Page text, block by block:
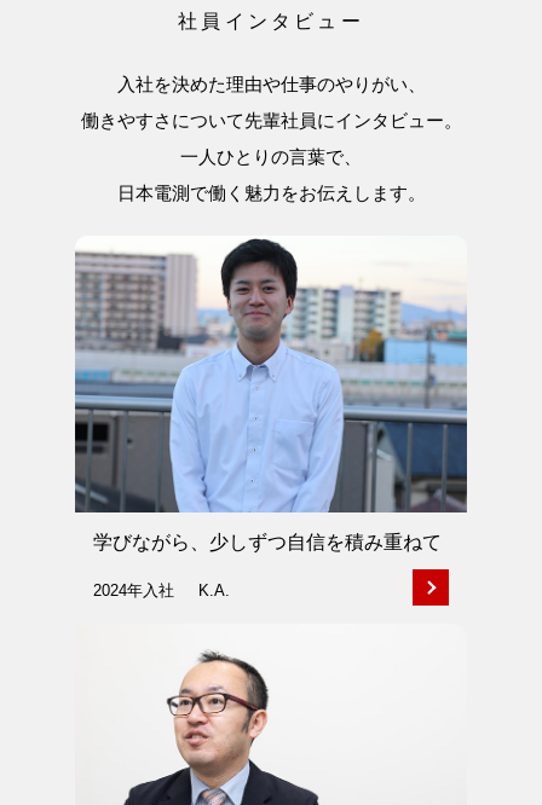
社員インタビュー
入社を決めた理由や仕事のやりがい、
働きやすさについて先輩社員にインタビュー。
一人ひとりの言葉で、
日本電測で働く魅力をお伝えします。
学びながら、少しずつ自信を積み重ねて
2024年入社 K.A.